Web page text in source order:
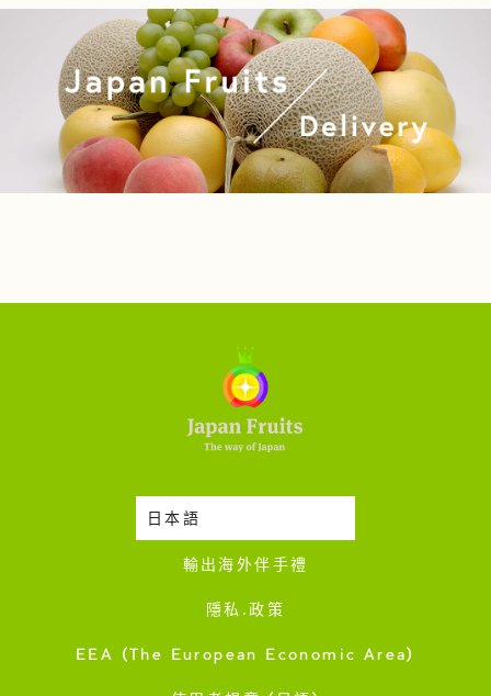
日本語時令蔬果收成表
輸出海外伴手禮
隱私·政策
EEA (The European Economic Area)